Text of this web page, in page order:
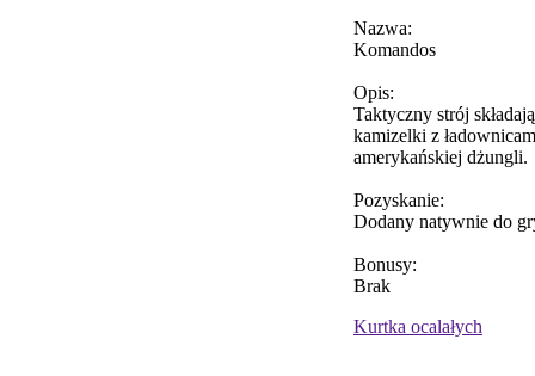
Nazwa:
Komandos
Opis:
Taktyczny strój
kamizelki z
amerykańskiej dżungli.
Pozyskanie:
Dodany natywnie do
Bonusy:
Brak
Kurtka ocalałych